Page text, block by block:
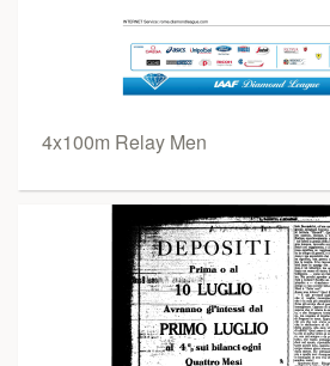
4x100m Relay Men